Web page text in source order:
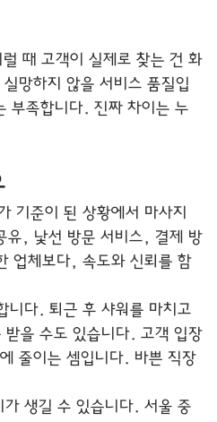
때 고객이 실제로 찾는 건 화
망하지 않을 서비스 품질입
부족합니다. 진짜 차이는 누
기준이 된 상황에서 마사지
유, 낯선 방문 서비스, 결제 방
업체보다, 속도와 신뢰를 함
니다. 퇴근 후 샤워를 마치고
을 수도 있습니다. 고객 입장
줄이는 셈입니다. 바쁜 직장
생길 수 있습니다. 서울 중